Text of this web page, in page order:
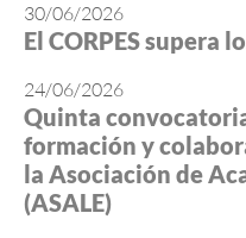
30/06/2026
El CORPES supera
24/06/2026
Quinta
formación y
la Asociación de
(ASALE)